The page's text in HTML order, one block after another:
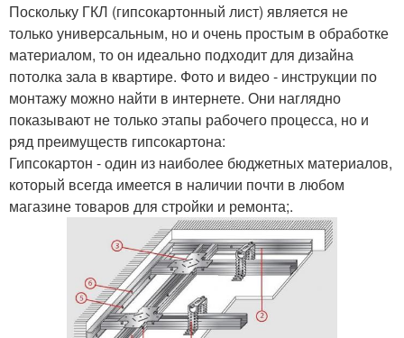
Поскольку ГКЛ (гипсокартонный лист) является не
только универсальным, но и очень простым в обработке
материалом, то он идеально подходит для дизайна
потолка зала в квартире. Фото и видео - инструкции по
монтажу можно найти в интернете. Они наглядно
показывают не только этапы рабочего процесса, но и
ряд преимуществ гипсокартона:
Гипсокартон - один из наиболее бюджетных материалов,
который всегда имеется в наличии почти в любом
магазине товаров для стройки и ремонта;.